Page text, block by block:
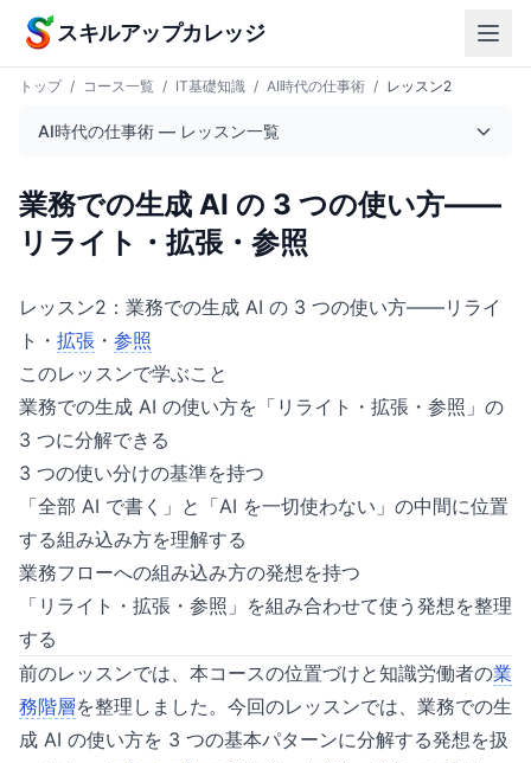
本文へスキップ
スキルアップカレッジ
トップ / コース一覧 / IT基礎知識 / AI時代の仕事術 / レッスン2
AI時代の仕事術 — レッスン一覧
業務での生成 AI の 3 つの使い方——
リライト・拡張・参照
レッスン2：業務での生成 AI の 3 つの使い方——リライ
ト・ 拡張 ・ 参照
このレッスンで学ぶこと
業務での生成 AI の使い方を「リライト・拡張・参照」の
3 つに分解できる
3 つの使い分けの基準を持つ
「全部 AI で書く」と「AI を一切使わない」の中間に位置
する組み込み方を理解する
業務フローへの組み込み方の発想を持つ
「リライト・拡張・参照」を組み合わせて使う発想を整理
する
前のレッスンでは、本コースの位置づけと知識労働者の業
務階層を整理しました。今回のレッスンでは、業務での生
成 AI の使い方を 3 つの基本パターンに分解する発想を扱